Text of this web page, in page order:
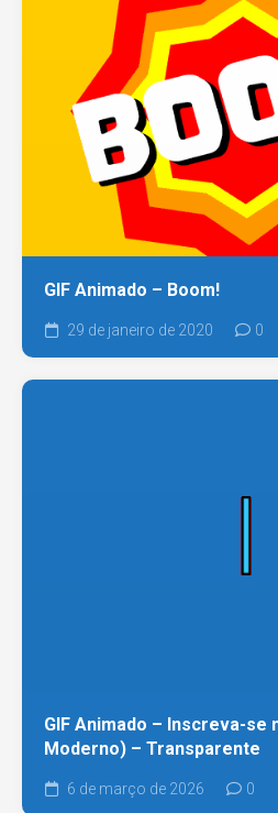
GIF Animado – Boom!
29 de janeiro de 2020 0
GIF Animado – Inscreva-se
Moderno) – Transparente
6 de março de 2026 0